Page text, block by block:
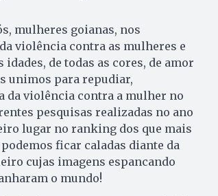
mulheres goianas, nos
violência contra as mulheres e
de todas as cores, de amor
unimos para repudiar,
da violência contra a mulher no
pesquisas realizadas no ano
lugar no ranking dos que mais
ficar caladas diante da
cujas imagens espancando
o mundo!